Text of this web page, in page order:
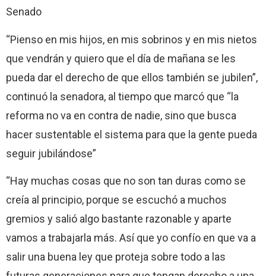
Senado
“Pienso en mis hijos, en mis sobrinos y en mis nietos
que vendrán y quiero que el día de mañana se les
pueda dar el derecho de que ellos también se jubilen”,
continuó la senadora, al tiempo que marcó que “la
reforma no va en contra de nadie, sino que busca
hacer sustentable el sistema para que la gente pueda
seguir jubilándose”
“Hay muchas cosas que no son tan duras como se
creía al principio, porque se escuchó a muchos
gremios y salió algo bastante razonable y aparte
vamos a trabajarla más. Así que yo confío en que va a
salir una buena ley que proteja sobre todo a las